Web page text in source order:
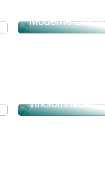
Moderne
virksomheden